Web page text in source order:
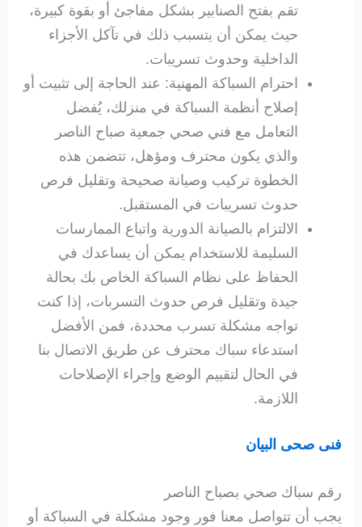
تقم بفتح الصنابير بشكل مفاجئ أو بقوة كبيرة،
حيث يمكن أن يتسبب ذلك في تآكل الأجزاء
الداخلية وحدوث تسريبات.
احترام السباكة المهنية: عند الحاجة إلى تثبيت أو
إصلاح أنظمة السباكة في منزلك، يُفضل
التعامل مع فني صحي جمعية صباح الناصر
والذي يكون محترف ومؤهل، تتضمن هذه
الخطوة تركيب وصيانة صحيحة وتقليل فرص
حدوث تسريبات في المستقبل.
الالتزام بالصيانة الدورية واتباع الممارسات
السليمة للاستخدام يمكن أن يساعدك في
الحفاظ على نظام السباكة الخاص بك بحالة
جيدة وتقليل فرص حدوث التسربات، إذا كنت
تواجه مشكلة تسرب محددة، فمن الأفضل
استدعاء سباك محترف عن طريق الاتصال بنا
في الحال لتقييم الوضع وإجراء الإصلاحات
اللازمة.
فنى صحى البيان
رقم سباك صحي بصباح الناصر
يجب أن تتواصل معنا فور وجود مشكلة في السباكة أو